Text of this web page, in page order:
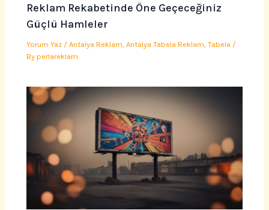
Reklam Rekabetinde Öne Geçeceğiniz
Güçlü Hamleler
Yorum Yaz /Antalya Reklam,Antalya Tabela Reklam,Tabela /
Byperlareklam